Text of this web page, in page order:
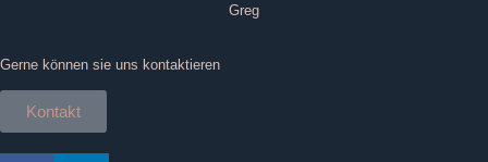
Greg
Gerne können sie uns kontaktieren
Kontakt